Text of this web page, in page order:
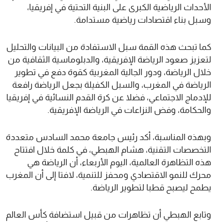
الأحداث الرياضية الكبرى على البنية التحتية في إفريقيا،
وسبل بناء اقتصادات رياضية مستدامة.
كما تبحث هذه القمة سبل الاستفادة من البيانات والتحليل
لتعزيز صعود الرياضة الإفريقية، والدبلوماسية الثقافية من
خلال الرياضة، ودور الجالية المغربية كقوة دفع في تطوير
الرياضة في المغرب، والسبل الكفيلة بجعل الرياضة رافعة
للإدماج الاجتماعي، فضلا عن كرة القدم النسائية في إفريقيا
والحكامة، وفض النزاعات في الرياضة الإفريقية.
وبهذه المناسبة، أكد رئيس جامعة محمد السادس متعددة
التخصصات التقنية، هشام الهبطي، في كلمة خلال افتتاح
هذه التظاهرة العالمية، اليوم الأربعاء، أن الرياضة هي
محرك للنمو الاقتصادي ومحفز للتنمية، لافتا إلى أن المغرب
يطمح ليصبح قطبا لتطوير الرياضة.
وتابع الهبطي أن تظاهرات من قبيل استضافة كأس العالم